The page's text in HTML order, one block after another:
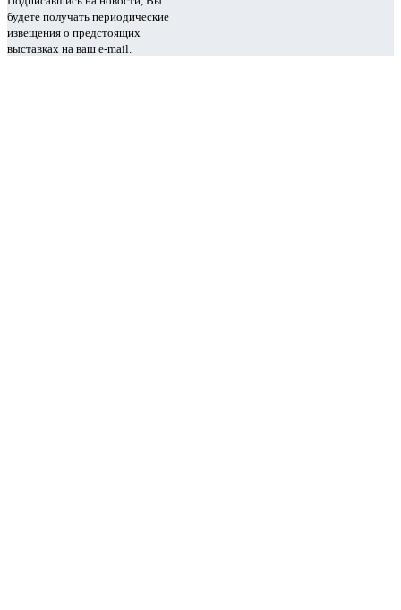
будете получать периодические
извещения о предстоящих
выставках на ваш e-mail.